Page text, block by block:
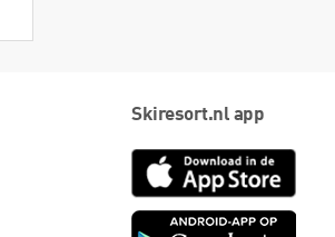
Skiresort.nl app
App